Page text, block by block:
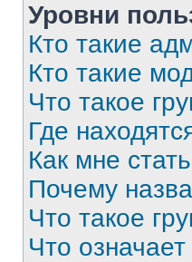
Уровни
Кто такие
Кто такие
Что такое
Где
Как мне
Почему
Что такое
Что